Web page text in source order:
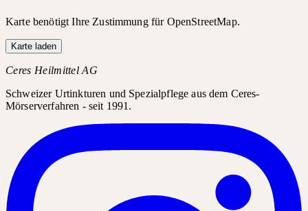
Karte benötigt Ihre Zustimmung für OpenStreetMap.
Karte laden
Ceres Heilmittel AG
Schweizer Urtinkturen und Spezialpflege aus dem Ceres-
Mörserverfahren - seit 1991.